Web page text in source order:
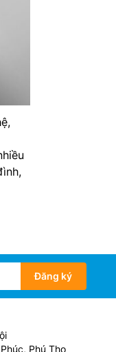
Đăng ký
Phú Thọ